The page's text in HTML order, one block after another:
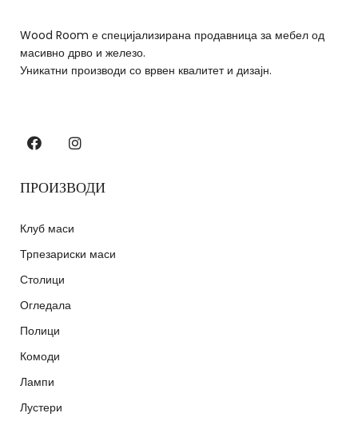
Wood Room е специјализирана продавница за мебел од
масивно дрво и железо.
Уникатни производи со врвен квалитет и дизајн.
ПРОИЗВОДИ
Клуб маси
Трпезариски маси
Столици
Огледала
Полици
Комоди
Лампи
Лустери